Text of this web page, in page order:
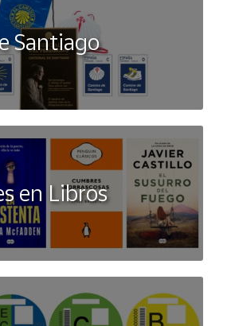
Santiago
en Libros